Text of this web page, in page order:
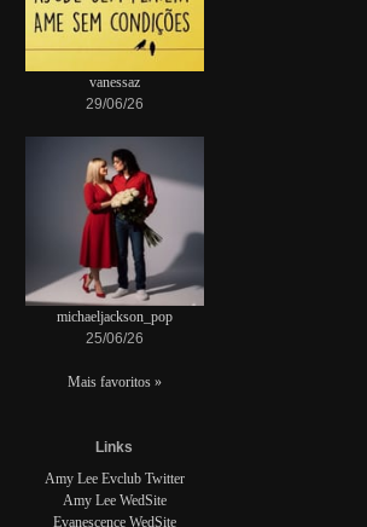
vanessaz
29/06/26
michaeljackson_pop
25/06/26
Mais favoritos »
Links
Amy Lee Evclub Twitter
Amy Lee WedSite
Evanescence WedSite